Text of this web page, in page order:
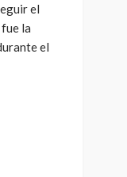
el
la
el